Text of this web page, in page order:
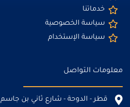
خدماتنا
سياسة الخصوصية
سياسة الإستخدام
معلومات التواصل
قطر - الدوحة - شارع ثاني بن جاسم